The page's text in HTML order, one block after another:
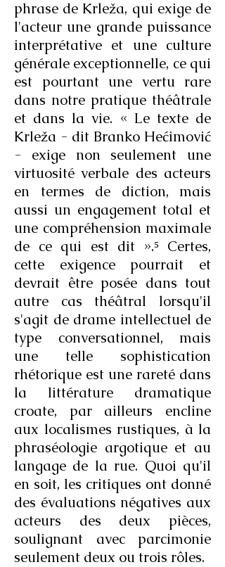
phrase de Krleža, qui exige de
l'acteur une grande puissance
interprétative et une culture
générale exceptionnelle, ce qui
est pourtant une vertu rare
dans notre pratique théâtrale
et dans la vie. « Le texte de
Krleža - dit Branko Hećimović
- exige non seulement une
virtuosité verbale des acteurs
en termes de diction, mais
aussi un engagement total et
une compréhension maximale
de ce qui est dit ».⁵ Certes,
cette exigence pourrait et
devrait être posée dans tout
autre cas théâtral lorsqu'il
s'agit de drame intellectuel de
type conversationnel, mais
une telle sophistication
rhétorique est une rareté dans
la littérature dramatique
croate, par ailleurs encline
aux localismes rustiques, à la
phraséologie argotique et au
langage de la rue. Quoi qu'il
en soit, les critiques ont donné
des évaluations négatives aux
acteurs des deux pièces,
soulignant avec parcimonie
seulement deux ou trois rôles.